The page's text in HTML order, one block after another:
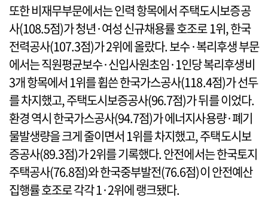
또한 비재무부문에서는 인력 항목에서 주택도시보증공
사(108.5점)가 청년·여성 신규채용률 호조로 1위, 한국
전력공사(107.3점)가 2위에 올랐다. 보수·복리후생 부문
에서는 직원평균보수·신입사원초임·1인당 복리후생비
3개 항목에서 1위를 휩쓴 한국가스공사(118.4점)가 선두
를 차지했고, 주택도시보증공사(96.7점)가 뒤를 이었다.
환경 역시 한국가스공사(94.7점)가 에너지사용량·폐기
물발생량을 크게 줄이면서 1위를 차지했고, 주택도시보
증공사(89.3점)가 2위를 기록했다. 안전에서는 한국토지
주택공사(76.8점)와 한국중부발전(76.6점)이 안전예산
집행률 호조로 각각 1·2위에 랭크됐다.